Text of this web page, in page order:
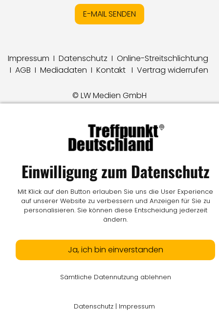
E-MAIL SENDEN
Impressum I Datenschutz I Online-Streitschlichtung
I AGB I Mediadaten I Kontakt I Vertrag widerrufen
© LW Medien GmbH
Einwilligung zum Datenschutz
Mit Klick auf den Button erlauben Sie uns die User Experience
auf unserer Website zu verbessern und Anzeigen für Sie zu
personalisieren. Sie können diese Entscheidung jederzeit
ändern.
Ja, ich bin einverstanden
Sämtliche Datennutzung ablehnen
Datenschutz | Impressum